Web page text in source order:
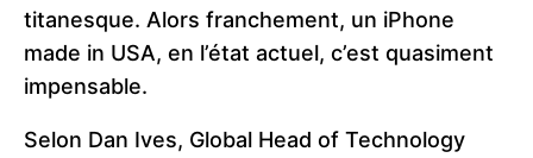
titanesque. Alors franchement, un iPhone
made in USA, en l’état actuel, c’est quasiment
impensable.
Selon Dan Ives, Global Head of Technology